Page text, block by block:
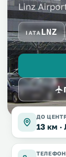
Linz
IATALNZ
ДО
13 км ·
ТЕЛЕФОН